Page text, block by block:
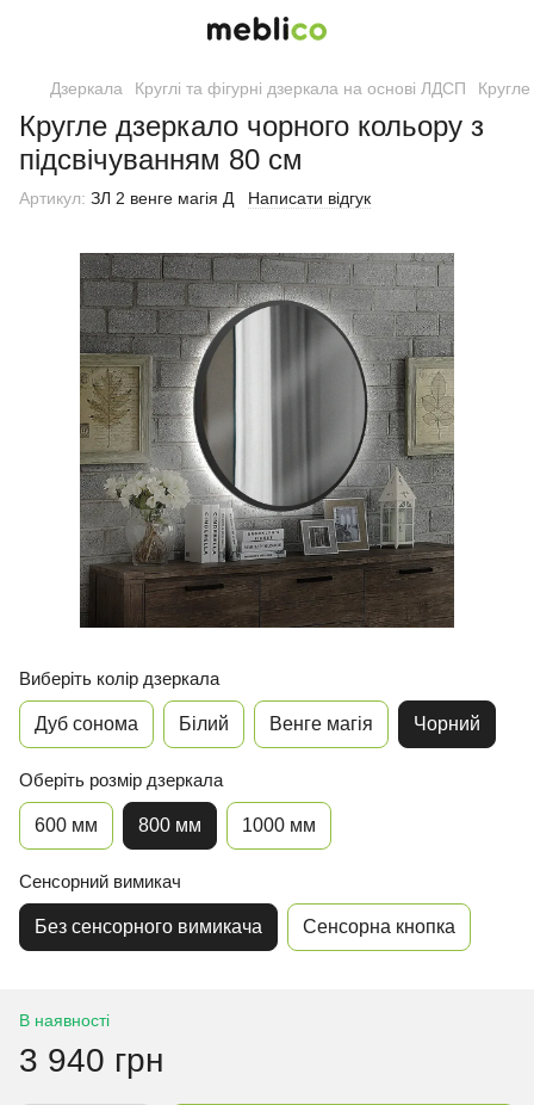
Дзеркала Круглі та фігурні дзеркала на основі ЛДСП
Кругле дзеркало чорного кольору з
підсвічуванням 80 см
Артикул: ЗЛ 2 венге магія Д Написати відгук
Виберіть колір дзеркала
Дуб сонома Білий Венге магія Чорний
Оберіть розмір дзеркала
600 мм 800 мм 1000 мм
Сенсорний вимикач
Без сенсорного вимикача Сенсорна кнопка
В наявності
3 940 грн